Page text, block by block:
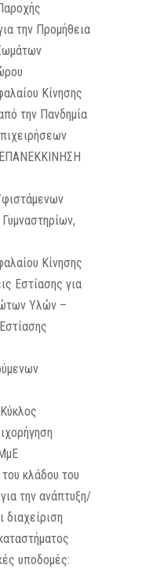
την Προμήθεια
Κίνησης
την Πανδημία
Κίνησης
Εστίασης για
Υλών –
κλάδου του
την ανάπτυξη/
διαχείριση
υποδομές: